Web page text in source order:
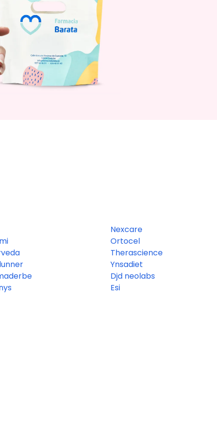
Nexcare
Ortocel
Therascience
Ynsadiet
Djd neolabs
Esi